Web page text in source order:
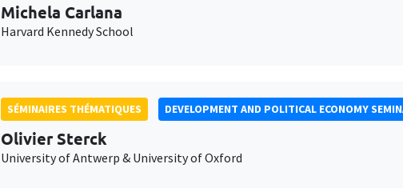
Michela Carlana
Harvard Kennedy School
SÉMINAIRES THÉMATIQUES DEVELOPMENT AND POLITICAL ECONOMY
Olivier Sterck
University of Antwerp & University of Oxford